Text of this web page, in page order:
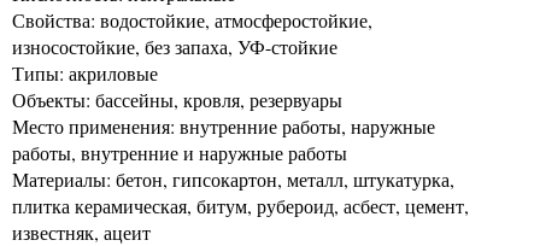
Свойства: водостойкие, атмосферостойкие,
износостойкие, без запаха, УФ-стойкие
Типы: акриловые
Объекты: бассейны, кровля, резервуары
Место применения: внутренние работы, наружные
работы, внутренние и наружные работы
Материалы: бетон, гипсокартон, металл, штукатурка,
плитка керамическая, битум, рубероид, асбест, цемент,
известняк, ацеит